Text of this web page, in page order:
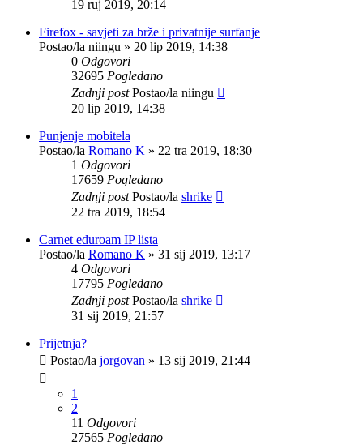
19 ruj 2019, 20:14
Firefox - savjeti za brže i privatnije surfanje
Postao/la niingu » 20 lip 2019, 14:38
0 Odgovori
32695 Pogledano
Zadnji postPostao/la niingu
20 lip 2019, 14:38
Punjenje mobitela
Postao/la Romano K » 22 tra 2019, 18:30
1 Odgovori
17659 Pogledano
Zadnji postPostao/la shrike
22 tra 2019, 18:54
Carnet eduroam IP lista
Postao/la Romano K » 31 sij 2019, 13:17
4 Odgovori
17795 Pogledano
Zadnji postPostao/la shrike
31 sij 2019, 21:57
Prijetnja?
Postao/la jorgovan » 13 sij 2019, 21:44
1
2
11 Odgovori
27565 Pogledano